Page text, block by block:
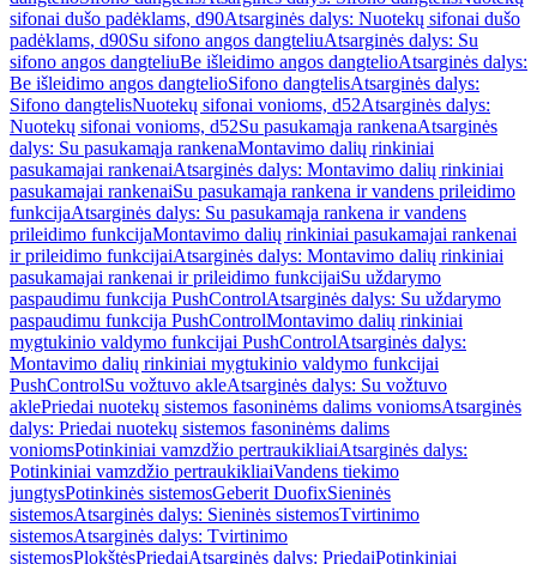
sifonai dušo padėklams, d90Atsarginės dalys: Nuotekų sifonai dušo
padėklams, d90Su sifono angos dangteliuAtsarginės dalys: Su
sifono angos dangteliuBe išleidimo angos dangtelioAtsarginės dalys:
Be išleidimo angos dangtelioSifono dangtelisAtsarginės dalys:
Sifono dangtelisNuotekų sifonai vonioms, d52Atsarginės dalys:
Nuotekų sifonai vonioms, d52Su pasukamąja rankenaAtsarginės
dalys: Su pasukamąja rankenaMontavimo dalių rinkiniai
pasukamajai rankenaiAtsarginės dalys: Montavimo dalių rinkiniai
pasukamajai rankenaiSu pasukamąja rankena ir vandens prileidimo
funkcijaAtsarginės dalys: Su pasukamąja rankena ir vandens
prileidimo funkcijaMontavimo dalių rinkiniai pasukamajai rankenai
ir prileidimo funkcijaiAtsarginės dalys: Montavimo dalių rinkiniai
pasukamajai rankenai ir prileidimo funkcijaiSu uždarymo
paspaudimu funkcija PushControlAtsarginės dalys: Su uždarymo
paspaudimu funkcija PushControlMontavimo dalių rinkiniai
mygtukinio valdymo funkcijai PushControlAtsarginės dalys:
Montavimo dalių rinkiniai mygtukinio valdymo funkcijai
PushControlSu vožtuvo akleAtsarginės dalys: Su vožtuvo
aklePriedai nuotekų sistemos fasoninėms dalims voniomsAtsarginės
dalys: Priedai nuotekų sistemos fasoninėms dalims
voniomsPotinkiniai vamzdžio pertraukikliaiAtsarginės dalys:
Potinkiniai vamzdžio pertraukikliaiVandens tiekimo
jungtysPotinkinės sistemosGeberit DuofixSieninės
sistemosAtsarginės dalys: Sieninės sistemosTvirtinimo
sistemosAtsarginės dalys: Tvirtinimo
sistemosPlokštėsPriedaiAtsarginės dalys: PriedaiPotinkiniai